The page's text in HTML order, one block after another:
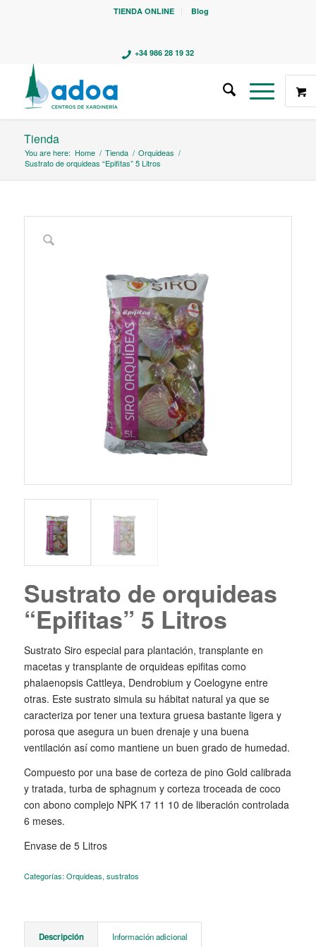
TIENDA ONLINE Blog
+34 986 28 19 32
Tienda
You are here: Home / Tienda / Orquideas /
Sustrato de orquideas “Epifitas” 5 Litros
Sustrato de orquideas
“Epifitas” 5 Litros
Sustrato Siro especial para plantación, transplante en
macetas y transplante de orquideas epifitas como
phalaenopsis Cattleya, Dendrobium y Coelogyne entre
otras. Este sustrato simula su hábitat natural ya que se
caracteriza por tener una textura gruesa bastante ligera y
porosa que asegura un buen drenaje y una buena
ventilación así como mantiene un buen grado de humedad.
Compuesto por una base de corteza de pino Gold calibrada
y tratada, turba de sphagnum y corteza troceada de coco
con abono complejo NPK 17 11 10 de liberación controlada
6 meses.
Envase de 5 Litros
Categorías: Orquideas, sustratos
Descripción Información adicional